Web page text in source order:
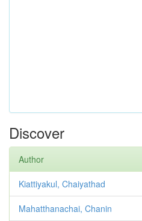
Discover
Author
Kiattiyakul, Chaiyathad
Mahatthanachai, Chanin